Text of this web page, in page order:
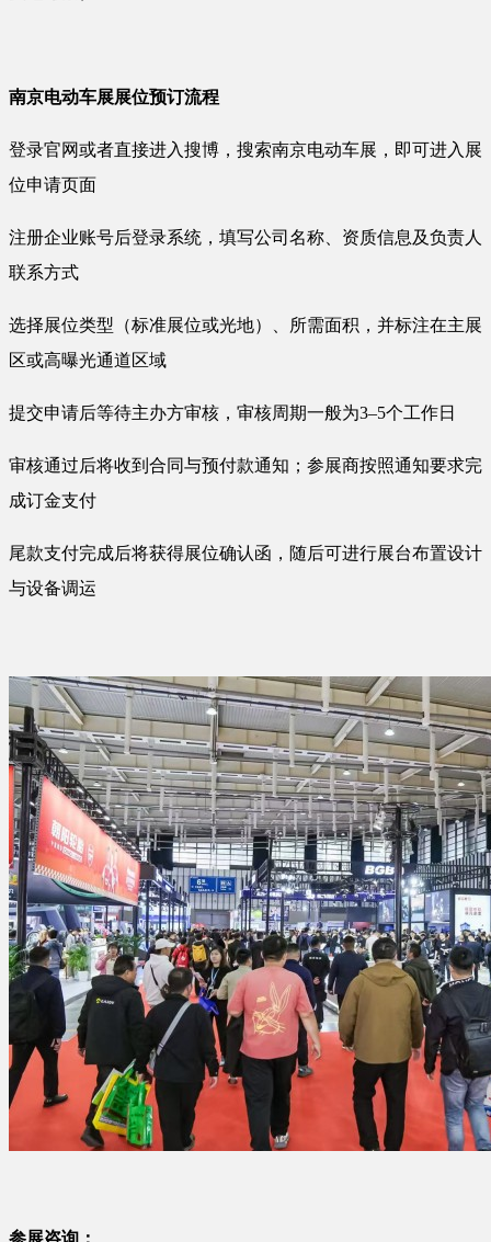
南京电动车展展位预订流程
登录官网或者直接进入搜博，搜索南京电动车展，即可进入展
位申请页面
注册企业账号后登录系统，填写公司名称、资质信息及负责人
联系方式
选择展位类型（标准展位或光地）、所需面积，并标注在主展
区或高曝光通道区域
提交申请后等待主办方审核，审核周期一般为3–5个工作日
审核通过后将收到合同与预付款通知；参展商按照通知要求完
成订金支付
尾款支付完成后将获得展位确认函，随后可进行展台布置设计
与设备调运
参展咨询：